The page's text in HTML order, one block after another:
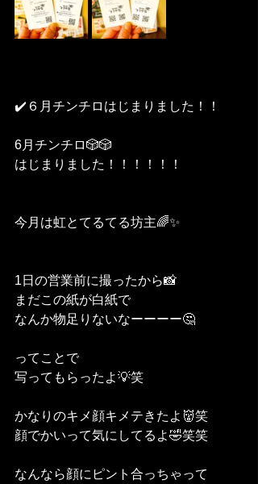
✔️６月チンチロはじまりました！！
6月チンチロ🎲🎲
はじまりました！！！！！！
今月は虹とてるてる坊主🌈✨
1日の営業前に撮ったから📸
まだこの紙が白紙で
なんか物足りないなーーーー🤔
ってことで
写ってもらったよ💡笑
かなりのキメ顔キメテきたよ👹笑
顔でかいって気にしてるよ🤣笑笑
なんなら顔にピント合っちゃって